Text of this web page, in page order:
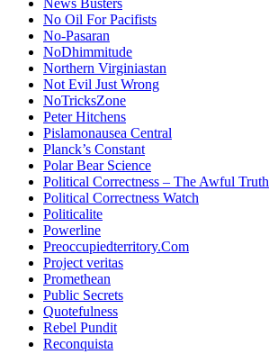
News Busters
No Oil For Pacifists
No-Pasaran
NoDhimmitude
Northern Virginiastan
Not Evil Just Wrong
NoTricksZone
Peter Hitchens
Pislamonausea Central
Planck’s Constant
Polar Bear Science
Political Correctness – The Awful Truth
Political Correctness Watch
Politicalite
Powerline
Preoccupiedterritory.Com
Project veritas
Promethean
Public Secrets
Quotefulness
Rebel Pundit
Reconquista